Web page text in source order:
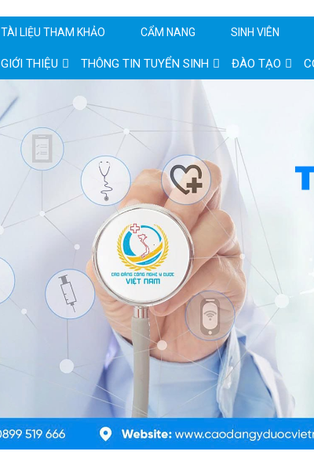
TÀI LIỆU THAM KHẢO CẨM NANG SINH VIÊN
GIỚI THIỆU THÔNG TIN TUYỂN SINH ĐÀO TẠO